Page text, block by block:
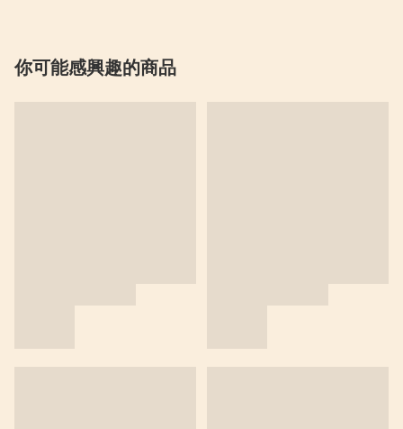
你可能感興趣的商品